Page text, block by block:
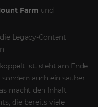
Farm und
Legacy-Content
ist, steht am Ende
auch ein sauber
macht den Inhalt
die bereits viele